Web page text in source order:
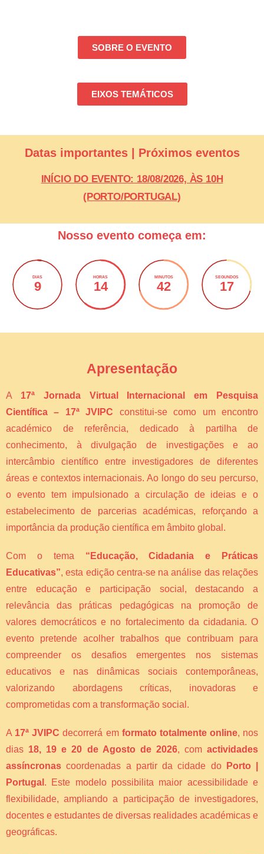
SOBRE O EVENTO
EIXOS TEMÁTICOS
Datas importantes | Próximos eventos
INÍCIO DO EVENTO: 18/08/2026, ÀS 10H
(PORTO/PORTUGAL)
Nosso evento começa em:
DIAS
9
HORAS
14
MINUTOS
42
SEGUNDOS
17
Apresentação
A 17ª Jornada Virtual Internacional em Pesquisa
Científica – 17ª JVIPC constitui-se como um encontro
académico de referência, dedicado à partilha de
conhecimento, à divulgação de investigações e ao
intercâmbio científico entre investigadores de diferentes
áreas e contextos internacionais. Ao longo do seu percurso,
o evento tem impulsionado a circulação de ideias e o
estabelecimento de parcerias académicas, reforçando a
importância da produção científica em âmbito global.
Com o tema “Educação, Cidadania e Práticas
Educativas”, esta edição centra-se na análise das relações
entre educação e participação social, destacando a
relevância das práticas pedagógicas na promoção de
valores democráticos e no fortalecimento da cidadania. O
evento pretende acolher trabalhos que contribuam para
compreender os desafios emergentes nos sistemas
educativos e nas dinâmicas sociais contemporâneas,
valorizando abordagens críticas, inovadoras e
comprometidas com a transformação social.
A 17ª JVIPC decorrerá em formato totalmente online, nos
dias 18, 19 e 20 de Agosto de 2026, comactividades
assíncronas coordenadas a partir da cidade do
Porto |
Portugal . Este modelo possibilita maior acessibilidade e
flexibilidade, ampliando a participação de investigadores,
docentes e estudantes de diversas realidades académicas e
geográficas.